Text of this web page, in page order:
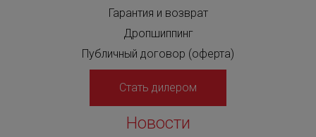
Гарантия и возврат
Дропшиппинг
Публичный договор (оферта)
Стать дилером
Новости